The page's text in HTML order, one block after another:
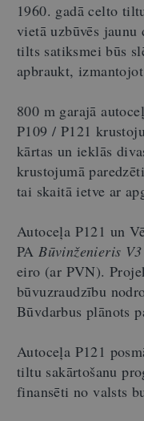
1960. gadā celto
vietā uzbūvēs
tilts satiksmei būs
apbraukt,
800 m garajā
P109 / P121
kārtas un ieklās
krustojumā
tai skaitā ietve ar
Autoceļa P121 un
PABūvinženieris V3
eiro (ar PVN).
būvuzraudzību
Būvdarbus plānots
Autoceļa P121
tiltu sakārtošanu
finansēti no valsts